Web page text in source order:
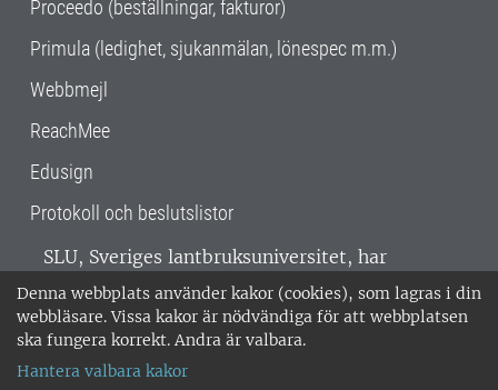
Denna webbplats använder kakor (cookies), som lagras i din
webbläsare. Vissa kakor är nödvändiga för att webbplatsen
ska fungera korrekt. Andra är valbara.
Hantera valbara kakor
Proceedo (beställningar, fakturor)
Primula (ledighet, sjukanmälan, lönespec m.m.)
Webbmejl
ReachMee
Edusign
Protokoll och beslutslistor
SLU, Sveriges lantbruksuniversitet, har
verksamhet över hela Sverige. Huvudorter är
Alnarp, Uppsala och Umeå.SLU är
miljöcertifierat enligt ISO 14001. •
018-67 10 00 • Org nr: 202100-2817 •